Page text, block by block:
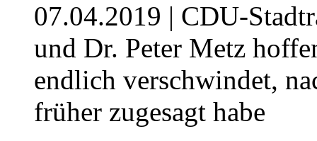
07.04.2019 | CDU-
und Dr. Peter Metz
endlich verschwindet,
früher zugesagt habe